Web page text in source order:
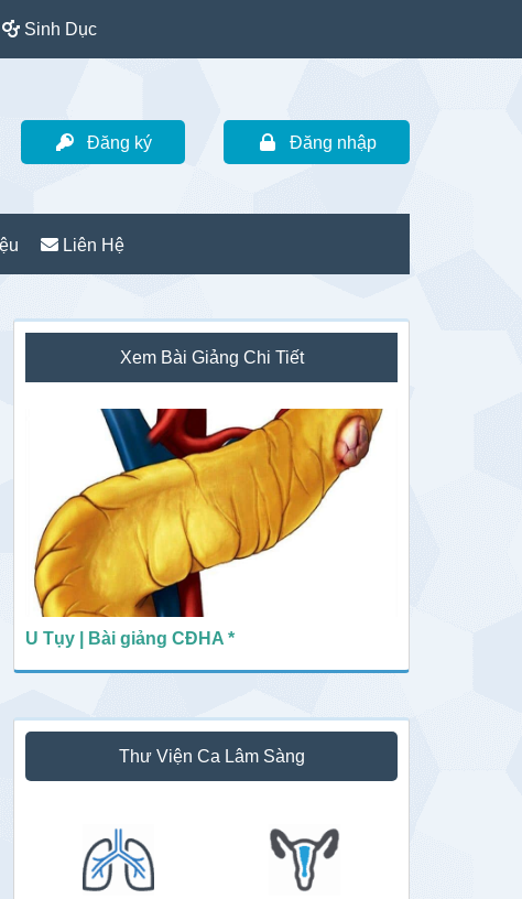
Sinh Dục
Đăng ký Đăng nhập
Liên Hệ
Sidebar
chính
Xem Bài Giảng Chi Tiết
U Tụy | Bài giảng CĐHA *
Thư Viện Ca Lâm Sàng